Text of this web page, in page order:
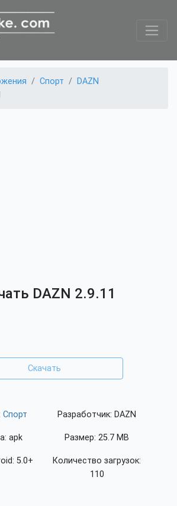
Спорт
DAZN
DAZN 2.9.11
Скачать
Спорт
apk
5.0+
Разработчик: DAZN
Размер: 25.7 MB
Количество загрузок:
110